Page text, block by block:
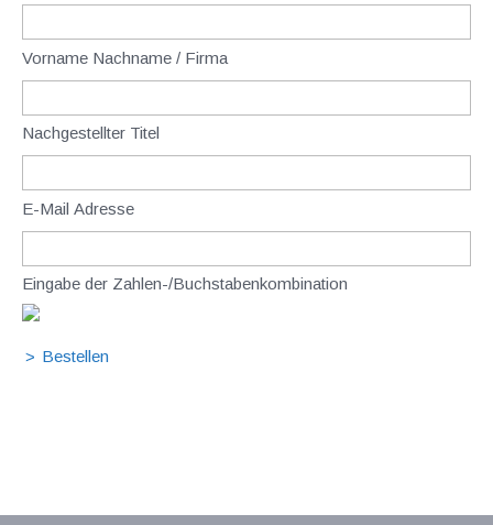
Vorname Nachname / Firma
Nachgestellter Titel
E-Mail Adresse
Eingabe der Zahlen-/Buchstabenkombination